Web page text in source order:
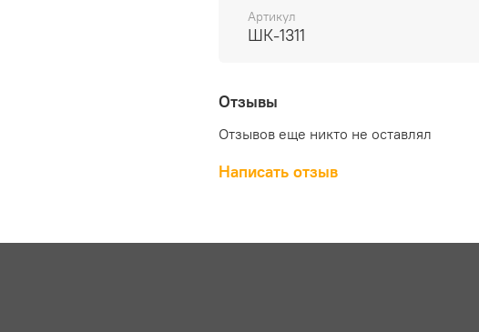
Артикул
ШК-1311
Отзывы
Отзывов еще никто не оставлял
Написать отзыв